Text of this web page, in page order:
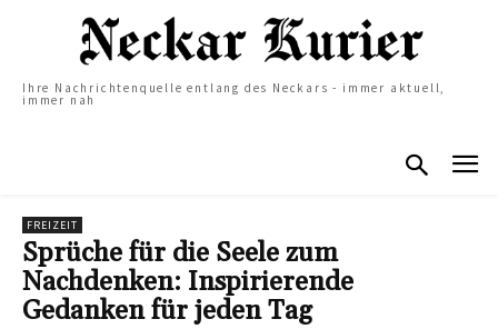
Ihre Nachrichtenquelle entlang des Neckars - immer aktuell,
immer nah
FREIZEIT
Sprüche für die Seele zum
Nachdenken: Inspirierende
Gedanken für jeden Tag